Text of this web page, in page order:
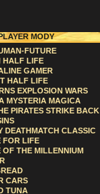
MODY
FUTURE
HALF LIFE
GAMER
HALF LIFE
EXPLOSION WARS
MYSTERIA MAGICA
PIRATES STRIKE BACK
DEATHMATCH CLASSIC
FOR LIFE
OF THE MILLENNIUM
CARS
TUNA